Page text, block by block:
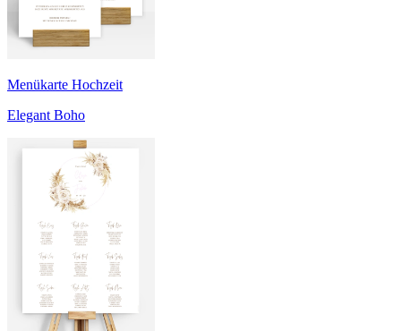
Menükarte Hochzeit
Elegant Boho